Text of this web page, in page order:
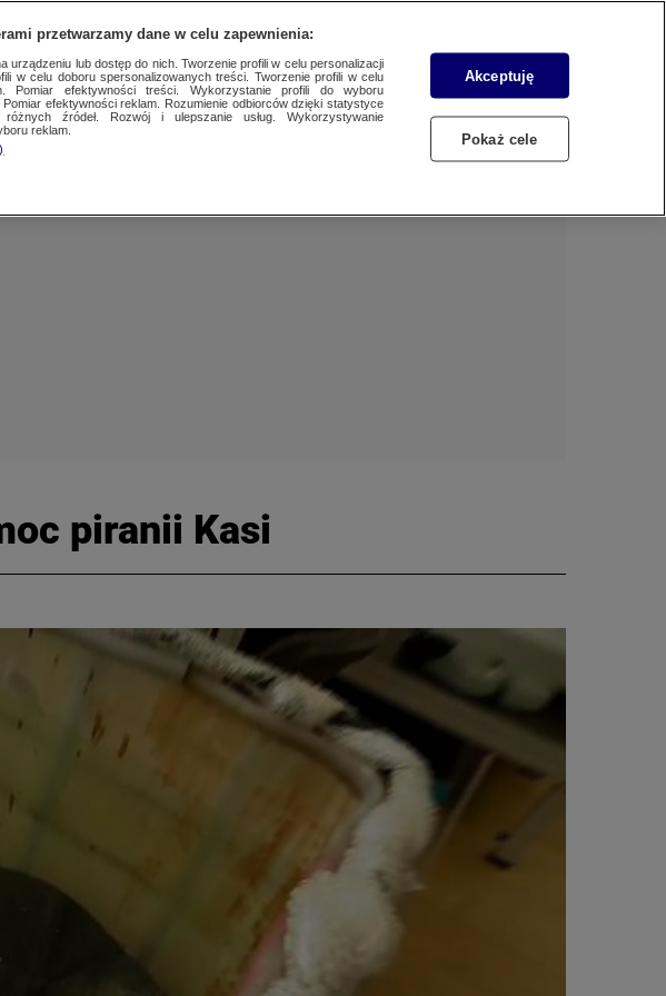
Dzień dobry!
ZALOGUJ SIĘ
piranii Kasi
przetwarzamy dane w celu zapewnienia:
urządzeniu lub dostęp do nich. Tworzenie profili w celu personalizacji
w celu doboru spersonalizowanych treści. Tworzenie profili w celu
Pomiar efektywności treści. Wykorzystanie profili do wyboru
efektywności reklam. Rozumienie odbiorców dzięki statystyce
źródeł. Rozwój i ulepszanie usług. Wykorzystywanie
reklam.
Akceptuję
Pokaż cele